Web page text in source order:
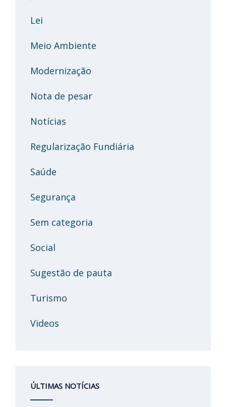
Lei
Meio Ambiente
Modernização
Nota de pesar
Notícias
Regularização Fundiária
Saúde
Segurança
Sem categoria
Social
Sugestão de pauta
Turismo
Videos
ÚLTIMAS NOTÍCIAS